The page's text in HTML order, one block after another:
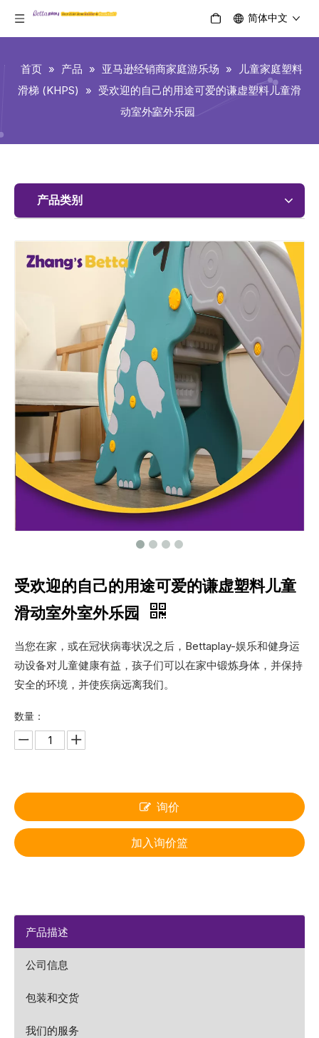
简体中文
首页 » 产品 » 亚马逊经销商家庭游乐场 »
儿童家庭塑料
滑梯 (KHPS)
» 受欢迎的自己的用途可爱的谦虚塑料儿童滑
动室外室外乐园
产品类别
受欢迎的自己的用途可爱的谦虚塑料儿童
滑动室外室外乐园
当您在家，或在冠状病毒状况之后，Bettaplay-娱乐和健身运
动设备对儿童健康有益，孩子们可以在家中锻炼身体，并保持
安全的环境，并使疾病远离我们。
数量：
询价
加入询价篮
产品描述
公司信息
包装和交货
我们的服务